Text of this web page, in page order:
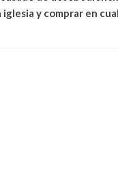
iglesia y comprar en